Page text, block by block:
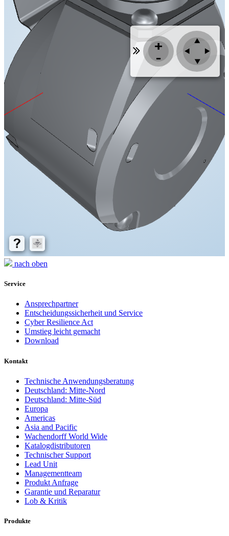
nach oben
Service
Ansprechpartner
Entscheidungssicherheit und Service
Cyber Resilience Act
Umstieg leicht gemacht
Download
Kontakt
Technische Anwendungsberatung
Deutschland: Mitte-Nord
Deutschland: Mitte-Süd
Europa
Americas
Asia and Pacific
Wachendorff World Wide
Katalogdistributoren
Technischer Support
Lead Unit
Managementteam
Produkt Anfrage
Garantie und Reparatur
Lob & Kritik
Produkte